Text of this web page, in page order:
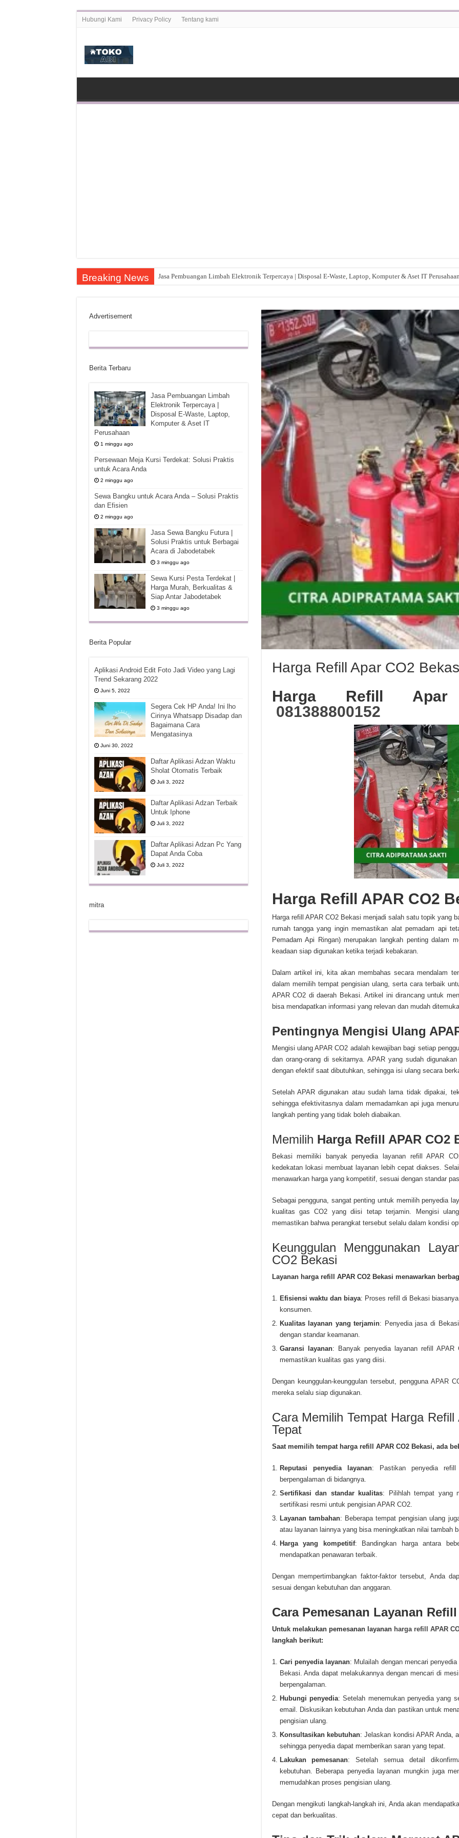
Hubungi Kami Privacy Policy Tentang kami
Breaking News Jasa Pembuangan Limbah Elektronik Terpercaya | Disposal E-Waste, Laptop, Komputer & Aset IT
Harga Refill Apar CO2
Harga Refill
081388800152
Harga Refill APAR CO2
Harga refill APAR CO2 Bekasi menjadi salah satu topik yang
rumah tangga yang ingin memastikan alat pemadam api
Pemadam Api Ringan) merupakan langkah penting dalam
keadaan siap digunakan ketika terjadi kebakaran.
Dalam artikel ini, kita akan membahas secara mendalam
dalam memilih tempat pengisian ulang, serta cara terbaik
APAR CO2 di daerah Bekasi. Artikel ini dirancang untuk
bisa mendapatkan informasi yang relevan dan mudah
Pentingnya Mengisi Ulang
Mengisi ulang APAR CO2 adalah kewajiban bagi setiap
dan orang-orang di sekitarnya. APAR yang sudah
dengan efektif saat dibutuhkan, sehingga isi ulang secara
Setelah APAR digunakan atau sudah lama tidak dipakai,
sehingga efektivitasnya dalam memadamkan api juga
langkah penting yang tidak boleh diabaikan.
Memilih Harga Refill APAR CO2
Bekasi memiliki banyak penyedia layanan refill APAR
kedekatan lokasi membuat layanan lebih cepat diakses.
menawarkan harga yang kompetitif, sesuai dengan standar
Sebagai pengguna, sangat penting untuk memilih penyedia
kualitas gas CO2 yang diisi tetap terjamin. Mengisi
memastikan bahwa perangkat tersebut selalu dalam kondisi
Keunggulan Menggunakan
CO2 Bekasi
Layanan harga refill APAR CO2 Bekasi menawarkan
Efisiensi waktu dan biaya: Proses refill di Bekasi
konsumen.
Kualitas layanan yang terjamin: Penyedia jasa di
dengan standar keamanan.
Garansi layanan: Banyak penyedia layanan refill
memastikan kualitas gas yang diisi.
Dengan keunggulan-keunggulan tersebut, pengguna APAR
mereka selalu siap digunakan.
Cara Memilih Tempat Harga
Tepat
Saat memilih tempat harga refill APAR CO2 Bekasi, ada
Reputasi penyedia layanan: Pastikan penyedia
berpengalaman di bidangnya.
Sertifikasi dan standar kualitas: Pilihlah tempat yang
sertifikasi resmi untuk pengisian APAR CO2.
Layanan tambahan: Beberapa tempat pengisian ulang
atau layanan lainnya yang bisa meningkatkan nilai tambah
Harga yang kompetitif: Bandingkan harga antara
mendapatkan penawaran terbaik.
Dengan mempertimbangkan faktor-faktor tersebut, Anda
sesuai dengan kebutuhan dan anggaran.
Cara Pemesanan Layanan
Untuk melakukan pemesanan layanan harga refill APAR
langkah berikut:
Cari penyedia layanan: Mulailah dengan mencari
Bekasi. Anda dapat melakukannya dengan mencari di
berpengalaman.
Hubungi penyedia: Setelah menemukan penyedia yang
email. Diskusikan kebutuhan Anda dan pastikan untuk
pengisian ulang.
Konsultasikan kebutuhan: Jelaskan kondisi APAR Anda,
sehingga penyedia dapat memberikan saran yang tepat.
Lakukan pemesanan: Setelah semua detail
kebutuhan. Beberapa penyedia layanan mungkin juga
memudahkan proses pengisian ulang.
Dengan mengikuti langkah-langkah ini, Anda akan
cepat dan berkualitas.
Advertisement
Berita Terbaru
Jasa Pembuangan Limbah
Elektronik Terpercaya |
Disposal E-Waste, Laptop,
Komputer & Aset IT
Perusahaan
1 minggu ago
Persewaan Meja Kursi Terdekat: Solusi Praktis
untuk Acara Anda
2 minggu ago
Sewa Bangku untuk Acara Anda – Solusi Praktis
dan Efisien
2 minggu ago
Jasa Sewa Bangku Futura |
Solusi Praktis untuk Berbagai
Acara di Jabodetabek
3 minggu ago
Sewa Kursi Pesta Terdekat |
Harga Murah, Berkualitas &
Siap Antar Jabodetabek
3 minggu ago
Berita Popular
Aplikasi Android Edit Foto Jadi Video yang Lagi
Trend Sekarang 2022
Juni 5, 2022
Segera Cek HP Anda! Ini lho
Cirinya Whatsapp Disadap dan
Bagaimana Cara
Mengatasinya
Juni 30, 2022
Daftar Aplikasi Adzan Waktu
Sholat Otomatis Terbaik
Juli 3, 2022
Daftar Aplikasi Adzan Terbaik
Untuk Iphone
Juli 3, 2022
Daftar Aplikasi Adzan Pc Yang
Dapat Anda Coba
Juli 3, 2022
mitra